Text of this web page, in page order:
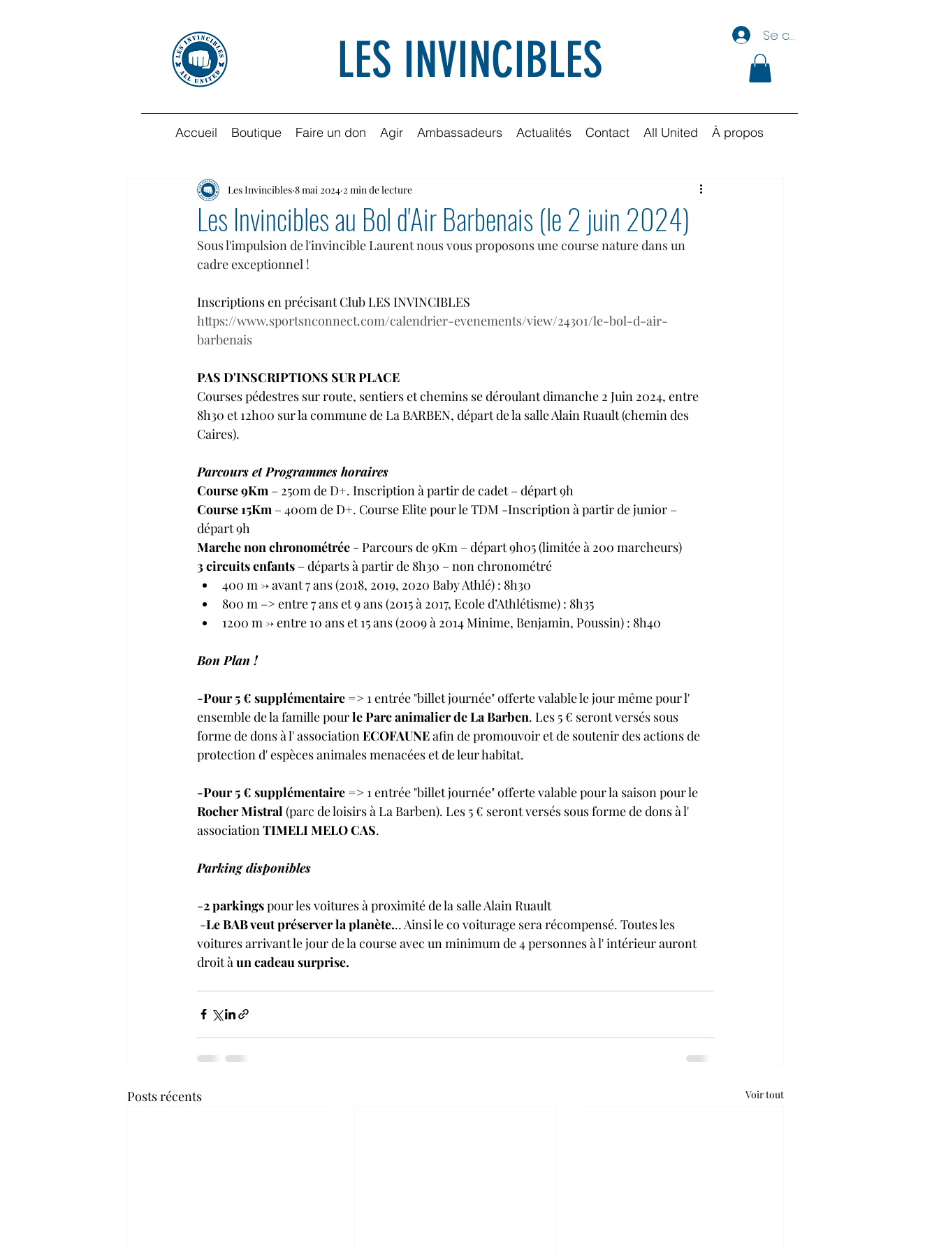
LES INVINCIBLES Se connecter
Accueil Boutique Faire un don Agir Ambassadeurs Actualités Contact All United À propos
Les Invincibles au Bol d'Air Barbenais (le 2 juin 2024)
Les Invincibles 8 mai 2024 2 min de lecture
Sous l'impulsion de l'invincible Laurent nous vous proposons une course nature dans un
cadre exceptionnel !
Inscriptions en précisant Club LES INVINCIBLES
https://www.sportsnconnect.com/calendrier-evenements/view/24301/le-bol-d-air-
barbenais
PAS D'INSCRIPTIONS SUR PLACE
Courses pédestres sur route, sentiers et chemins se déroulant dimanche 2 Juin 2024, entre
8h30 et 12h00 sur la commune de La BARBEN, départ de la salle Alain Ruault (chemin des
Caires).
Parcours et Programmes horaires
Course 9Km – 250m de D+. Inscription à partir de cadet – départ 9h
Course 15Km – 400m de D+. Course Elite pour le TDM -Inscription à partir de junior –
départ 9h
Marche non chronométrée - Parcours de 9Km – départ 9h05 (limitée à 200 marcheurs)
3 circuits enfants – départs à partir de 8h30 – non chronométré
400 m -> avant 7 ans (2018, 2019, 2020 Baby Athlé) : 8h30
800 m –> entre 7 ans et 9 ans (2015 à 2017, Ecole d’Athlétisme) : 8h35
1200 m -> entre 10 ans et 15 ans (2009 à 2014 Minime, Benjamin, Poussin) : 8h40
Bon Plan !
-Pour 5 € supplémentaire => 1 entrée "billet journée" offerte valable le jour même pour l'
ensemble de la famille pour le Parc animalier de La Barben. Les 5 € seront versés sous
forme de dons à l' association ECOFAUNE afin de promouvoir et de soutenir des actions de
protection d' espèces animales menacées et de leur habitat.
-Pour 5 € supplémentaire => 1 entrée "billet journée" offerte valable pour la saison pour le
Rocher Mistral (parc de loisirs à La Barben). Les 5 € seront versés sous forme de dons à l'
association TIMELI MELO CAS.
Parking disponibles
-2 parkings pour les voitures à proximité de la salle Alain Ruault
-Le BAB veut préserver la planète... Ainsi le co voiturage sera récompensé. Toutes les
voitures arrivant le jour de la course avec un minimum de 4 personnes à l' intérieur auront
droit à un cadeau surprise.
Posts récents Voir tout